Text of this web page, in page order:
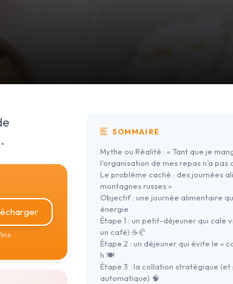
SOMMAIRE
Mythe ou Réalité : « Tant que je
l’organisation de mes repas n’a pas
Le problème caché : des journées
montagnes russes »
Objectif : une journée alimentaire
énergie
Étape 1 : un petit-déjeuner qui cale
un café) ☕🥐
Étape 2 : un déjeuner qui évite le «
h 🍽️
Étape 3 : la collation stratégique
automatique) 🧠